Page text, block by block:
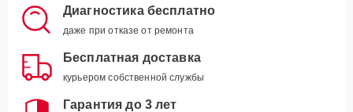
Диагностика бесплатно
даже при отказе от ремонта
Бесплатная доставка
курьером собственной службы
Гарантия до 3 лет